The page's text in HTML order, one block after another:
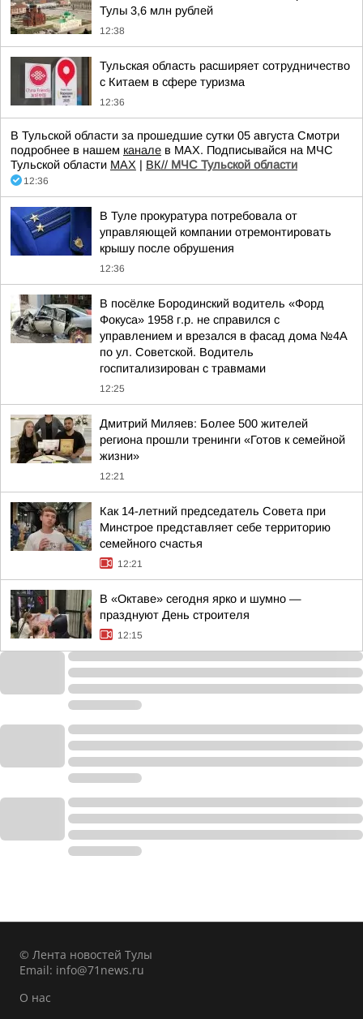
Тулы 3,6 млн рублей
12:38
Тульская область расширяет сотрудничество
с Китаем в сфере туризма
12:36
В Тульской области за прошедшие сутки 05 августа Смотри
подробнее в нашем канале в МАХ. Подписывайся на МЧС
Тульской области MAX | ВК// МЧС Тульской области
12:36
В Туле прокуратура потребовала от
управляющей компании отремонтировать
крышу после обрушения
12:36
В посёлке Бородинский водитель «Форд
Фокуса» 1958 г.р. не справился с
управлением и врезался в фасад дома №4А
по ул. Советской. Водитель
госпитализирован с травмами
12:25
Дмитрий Миляев: Более 500 жителей
региона прошли тренинги «Готов к семейной
жизни»
12:21
Как 14-летний председатель Совета при
Минстрое представляет себе территорию
семейного счастья
12:21
В «Октаве» сегодня ярко и шумно —
празднуют День строителя
12:15
© Лента новостей Тулы
Email: info@71news.ru
О нас